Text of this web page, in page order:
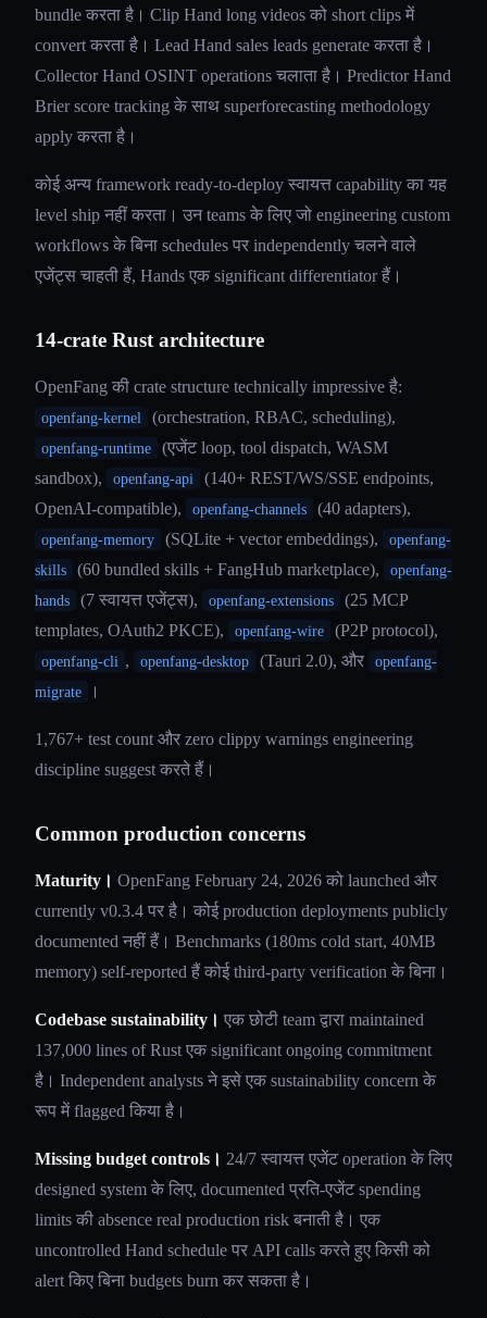
bundle करता है। Clip Hand long videos को short clips में
convert करता है। Lead Hand sales leads generate करता है।
Collector Hand OSINT operations चलाता है। Predictor Hand
Brier score tracking के साथ superforecasting methodology
apply करता है।
कोई अन्य framework ready-to-deploy स्वायत्त capability का यह
level ship नहीं करता। उन teams के लिए जो engineering custom
workflows के बिना schedules पर independently चलने वाले
एजेंट्स चाहती हैं, Hands एक significant differentiator हैं।
14-crate Rust architecture
OpenFang की crate structure technically impressive है:
openfang-kernel (orchestration, RBAC, scheduling),
openfang-runtime
(एजेंट loop, tool dispatch, WASM
sandbox),
openfang-api
(140+ REST/WS/SSE endpoints,
OpenAI-compatible),
openfang-channels (40 adapters),
openfang-memory (SQLite + vector embeddings),
openfang-
skills
(60 bundled skills + FangHub marketplace),
openfang-
hands
(7 स्वायत्त एजेंट्स), openfang-extensions
(25 MCP
templates, OAuth2 PKCE),
openfang-wire (P2P protocol),
openfang-cli , openfang-desktop (Tauri 2.0), और
openfang-
migrate
।
1,767+ test count और zero clippy warnings engineering
discipline suggest करते हैं।
Common production concerns
Maturity। OpenFang February 24, 2026 को launched और
currently v0.3.4 पर है। कोई production deployments publicly
documented नहीं हैं। Benchmarks (180ms cold start, 40MB
memory) self-reported हैं कोई third-party verification के बिना।
Codebase sustainability। एक छोटी team द्वारा maintained
137,000 lines of Rust एक significant ongoing commitment
है। Independent analysts ने इसे एक sustainability concern के
रूप में flagged किया है।
Missing budget controls। 24/7 स्वायत्त एजेंट operation के लिए
designed system के लिए, documented प्रति-एजेंट spending
limits की absence real production risk बनाती है। एक
uncontrolled Hand schedule पर API calls करते हुए किसी को
alert किए बिना budgets burn कर सकता है।